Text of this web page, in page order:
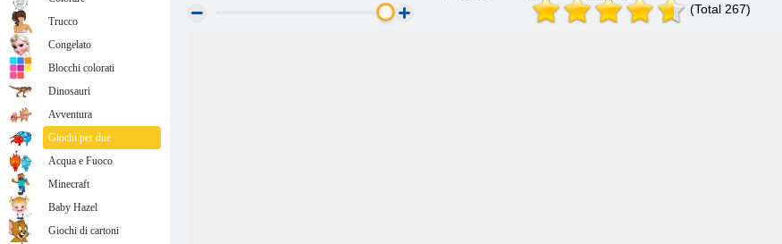
(Total 267)
Trucco
Congelato
Blocchi colorati
Dinosauri
Avventura
Giochi per due
Acqua e Fuoco
Minecraft
Baby Hazel
Giochi di cartoni